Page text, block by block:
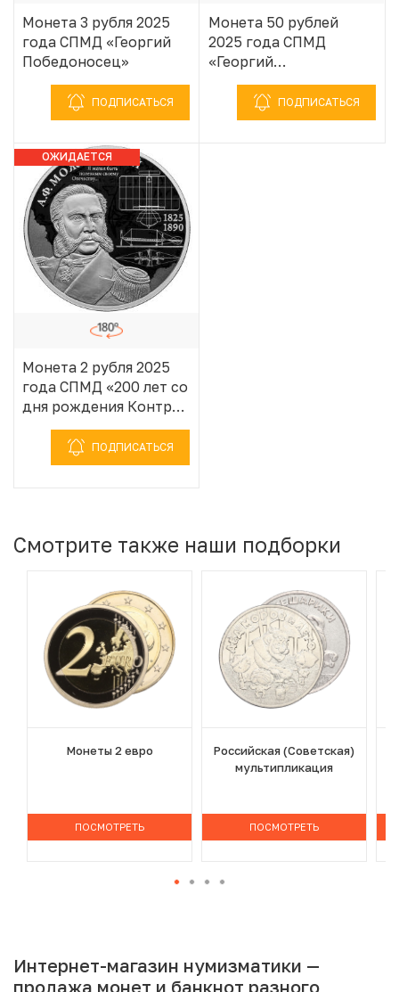
Монета 3 рубля 2025
года СПМД «Георгий
Победоносец»
ПОДПИСАТЬСЯ
Монета 50 рублей
2025 года СПМД
«Георгий
Победоносец»
ПОДПИСАТЬСЯ
ОЖИДАЕТСЯ
ПОСТУПЛЕНИЕ
Монета 2 рубля 2025
года СПМД «200 лет со
дня рождения Контр-
адмирала Александра
Федоровича
Можайского»
ПОДПИСАТЬСЯ
Смотрите также наши подборки
Монеты 2 евро
ПОСМОТРЕТЬ
Российская (Советская)
мультипликация
ПОСМОТРЕТЬ
Интернет-магазин нумизматики —
продажа монет и банкнот разного